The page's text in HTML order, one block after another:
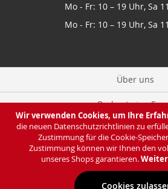
Wir verwenden Cookies, um Ihre
die neuen Datenschutzrichtlinien zu
Zustimmung für die Cookie-
Zustimmung können wir Ihnen den
unseres Shops garantieren.
Cookies
Mo - Fr: 10 – 19 Uhr, Sa
Mo - Fr: 10 – 19 Uhr, Sa
Über uns
Du hast eine
Zahlung &
Datenschutz